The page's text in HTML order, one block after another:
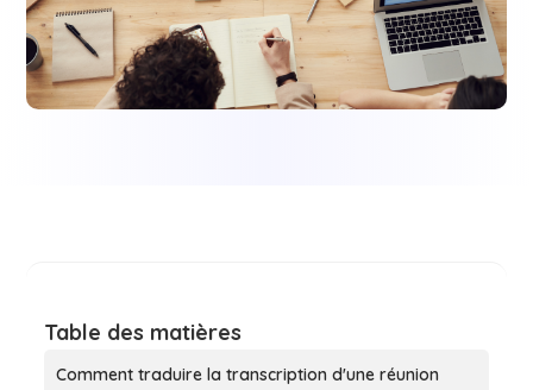
Table des matières
Comment traduire la transcription d'une réunion